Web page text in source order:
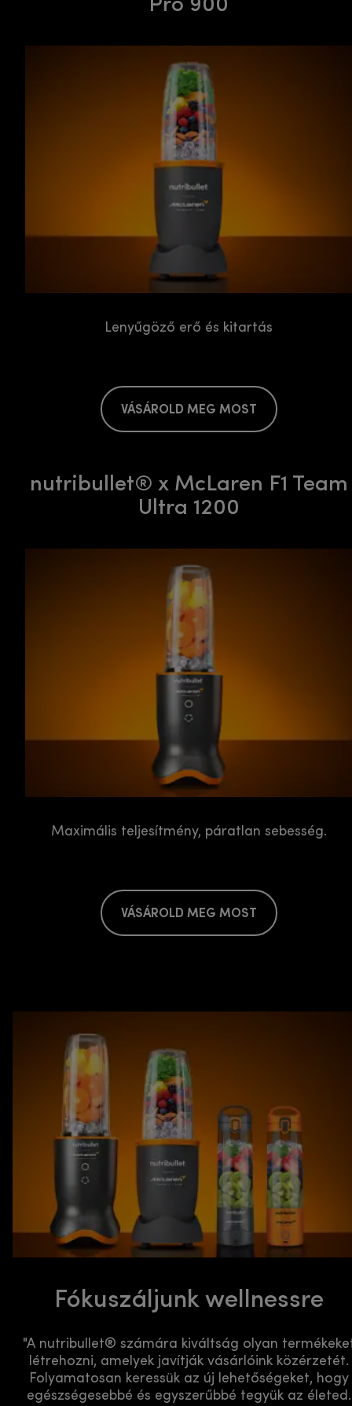
Lenyűgöző erő és kitartás
VÁSÁROLD MEG MOST
nutribullet® x McLaren F1 Team
Ultra 1200
Maximális teljesítmény, páratlan sebesség.
VÁSÁROLD MEG MOST
Fókuszáljunk wellnessre
"A nutribullet® számára kiváltság olyan
létrehozni, amelyek javítják vásárlóink közérzetét.
Folyamatosan keressük az új lehetőségeket, hogy
egészségesebbé és egyszerűbbé tegyük az életed.